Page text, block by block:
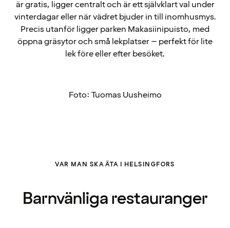
är gratis, ligger centralt och är ett självklart val under
vinterdagar eller när vädret bjuder in till inomhusmys.
Precis utanför ligger parken Makasiinipuisto, med
öppna gräsytor och små lekplatser – perfekt för lite
lek före eller efter besöket.
Foto: Tuomas Uusheimo
VAR MAN SKA ÄTA I HELSINGFORS
Barnvänliga restauranger